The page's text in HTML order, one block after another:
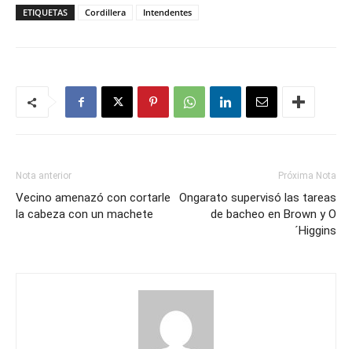
ETIQUETAS Cordillera Intendentes
Nota anterior
Vecino amenazó con cortarle
la cabeza con un machete
Próxima Nota
Ongarato supervisó las tareas
de bacheo en Brown y O
´Higgins